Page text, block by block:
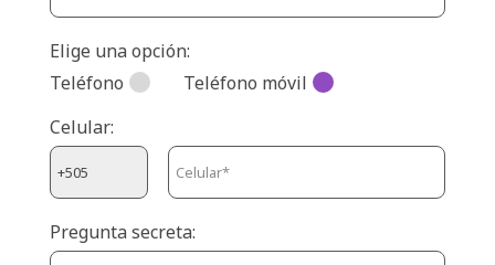
Elige una opción:
Teléfono
Teléfono móvil
Celular:
Pregunta secreta: